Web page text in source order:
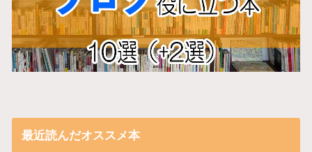
最近読んだオススメ本